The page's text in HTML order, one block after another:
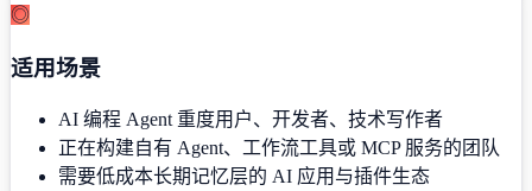
◎
适用场景
AI 编程 Agent 重度用户、开发者、技术写作者
正在构建自有 Agent、工作流工具或 MCP 服务的团队
需要低成本长期记忆层的 AI 应用与插件生态